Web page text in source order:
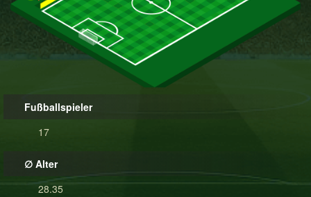
Fußballspieler
17
∅ Alter
28.35